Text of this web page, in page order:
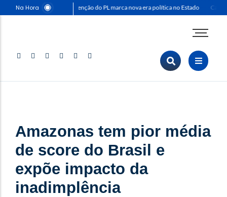
Na Hora Convenção do PL marca nova era política no Estado
Agenda Corporativa
Política & Sociedade
Sustentabilidade
Amazonas tem pior média
de score do Brasil e
expõe impacto da
inadimplência